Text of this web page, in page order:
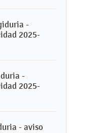
-
2025-
-
2025-
- aviso